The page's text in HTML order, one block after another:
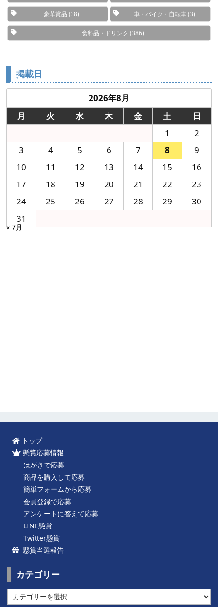
豪華賞品 (38) 車・バイク・自転車(3)
食料品・ドリンク (386)
掲載日
2026年8月
月
火 水 木 金 土
日
1
2
3
4 5 6 7 8
9
10
11 12 13 14 15
16
17
18 19 20 21 22
23
24
25 26 27 28 29
30
31
« 7月
トップ
懸賞応募情報
はがきで応募
商品を購入して応募
簡単フォームから応募
会員登録で応募
アンケートに答えて応募
LINE懸賞
Twitter懸賞
懸賞当選報告
カテゴリー
テ